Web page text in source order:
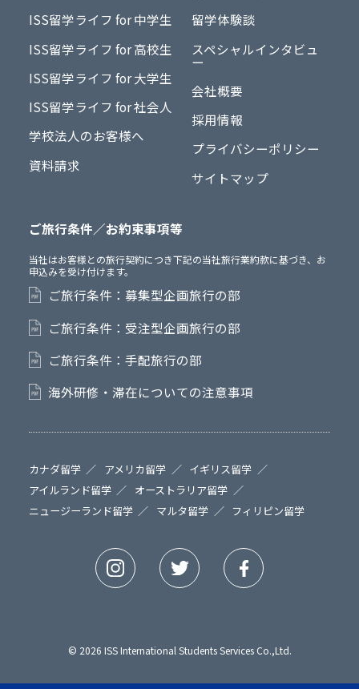
ISS留学ライフ for 中学生
ISS留学ライフ for 高校生
ISS留学ライフ for 大学生
ISS留学ライフ for 社会人
学校法人のお客様へ
資料請求
留学体験談
スペシャルインタビュ
ー
会社概要
採用情報
プライバシーポリシー
サイトマップ
ご旅行条件／お約束事項等
当社はお客様との旅行契約につき下記の当社旅行業約款に基づき、お
申込みを受け付けます。
ご旅行条件：募集型企画旅行の部
ご旅行条件：受注型企画旅行の部
ご旅行条件：手配旅行の部
海外研修・滞在についての注意事項
カナダ留学 アメリカ留学
イギリス留学
アイルランド留学
オーストラリア留学
ニュージーランド留学
マルタ留学 フィリピン留学
© 2026 ISS International Students Services Co.,Ltd.